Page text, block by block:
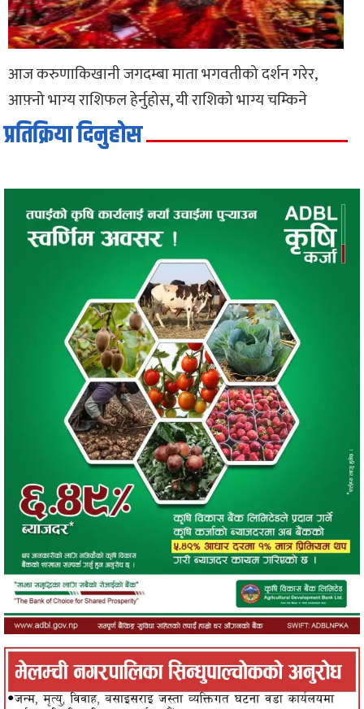
आज करुणाकिखानी जगदम्बा माता भगवतीको दर्शन गरेर,
आफ़्नो भाग्य राशिफल हेर्नुहोस, यी राशिको भाग्य चम्किने
प्रतिक्रिया दिनुहोस